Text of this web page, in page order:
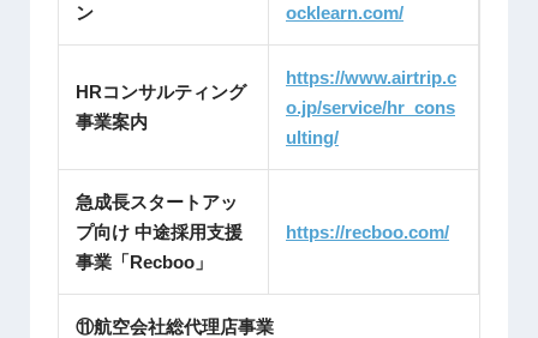
ン
ocklearn.com/
HRコンサルティング
事業案内
https://www.airtrip.c
o.jp/service/hr_cons
ulting/
急成長スタートアッ
プ向け 中途採用支援
事業「Recboo」
https://recboo.com/
⑪航空会社総代理店事業